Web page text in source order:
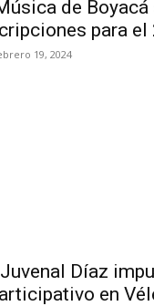
de
para el
19, 2024
Díaz
en